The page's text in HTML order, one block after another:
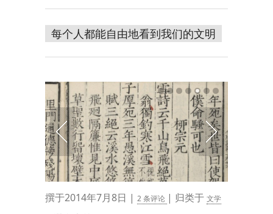
每个人都能自由地看到我们的文明
撰于2014年7月8日 | 2 条评论 | 归类于 文学